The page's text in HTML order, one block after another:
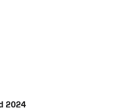
2024